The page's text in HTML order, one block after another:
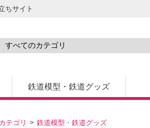
ちサイト
鉄道模型・鉄道グッズ
テゴリ
鉄道模型・鉄道グッズ